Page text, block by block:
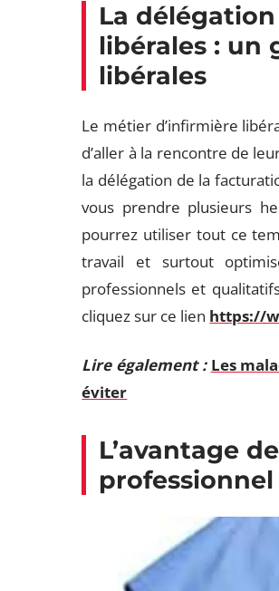
La
libérales : un
libérales
Le métier d’infirmière
d’aller à la rencontre de
la délégation de la
vous prendre plusieurs
pourrez utiliser tout ce
travail et surtout
professionnels et
cliquez sur ce lien https://
Lire également : Les
éviter
L’avantage
professionnel